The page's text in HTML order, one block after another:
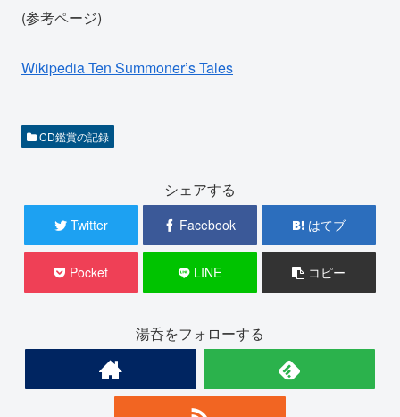
(参考ページ)
Wikipedia Ten Summoner’s Tales
CD鑑賞の記録
シェアする
Twitter Facebook はてブ
Pocket LINE コピー
湯呑をフォローする